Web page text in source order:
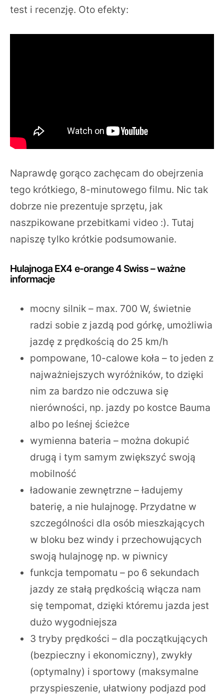
test i recenzję. Oto efekty:
Naprawdę gorąco zachęcam do obejrzenia
tego krótkiego, 8-minutowego filmu. Nic tak
dobrze nie prezentuje sprzętu, jak
naszpikowane przebitkami video :). Tutaj
napiszę tylko krótkie podsumowanie.
Hulajnoga EX4 e-orange 4 Swiss – ważne
informacje
mocny silnik – max. 700 W, świetnie
radzi sobie z jazdą pod górkę, umożliwia
jazdę z prędkością do 25 km/h
pompowane, 10-calowe koła – to jeden z
najważniejszych wyróżników, to dzięki
nim za bardzo nie odczuwa się
nierówności, np. jazdy po kostce Bauma
albo po leśnej ścieżce
wymienna bateria – można dokupić
drugą i tym samym zwiększyć swoją
mobilność
ładowanie zewnętrzne – ładujemy
baterię, a nie hulajnogę. Przydatne w
szczególności dla osób mieszkających
w bloku bez windy i przechowujących
swoją hulajnogę np. w piwnicy
funkcja tempomatu – po 6 sekundach
jazdy ze stałą prędkością włącza nam
się tempomat, dzięki któremu jazda jest
dużo wygodniejsza
3 tryby prędkości – dla początkujących
(bezpieczny i ekonomiczny), zwykły
(optymalny) i sportowy (maksymalne
przyspieszenie, ułatwiony podjazd pod